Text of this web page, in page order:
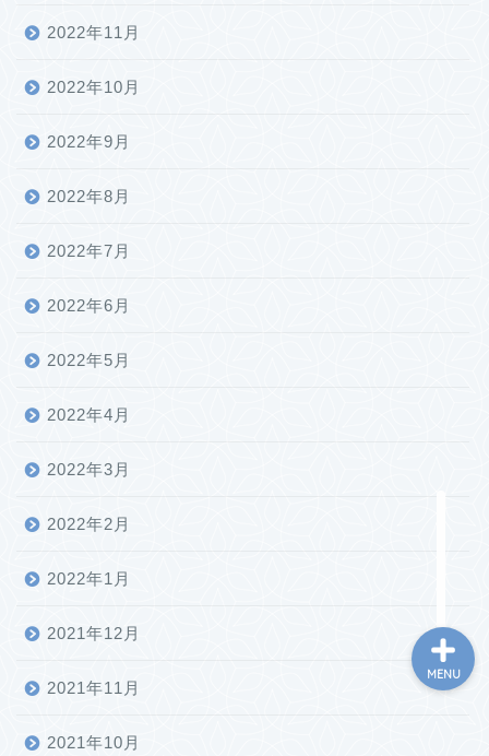
2022年11月
2022年10月
2022年9月
2022年8月
2022年7月
2022年6月
2022年5月
2022年4月
2022年3月
2022年2月
2022年1月
2021年12月
2021年11月
2021年10月
MENU